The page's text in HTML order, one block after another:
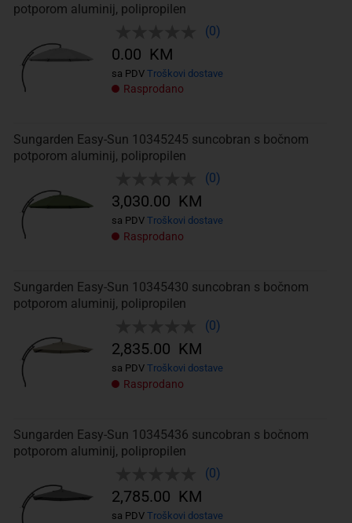
potporom aluminij, polipropilen
(0)
Rasprodano
0.00 KM
sa PDV Troškovi dostave
Sungarden Easy-Sun 10345245 suncobran s bočnom
potporom aluminij, polipropilen
(0)
Rasprodano
3,030.00 KM
sa PDV Troškovi dostave
Sungarden Easy-Sun 10345430 suncobran s bočnom
potporom aluminij, polipropilen
(0)
Rasprodano
2,835.00 KM
sa PDV Troškovi dostave
Sungarden Easy-Sun 10345436 suncobran s bočnom
potporom aluminij, polipropilen
(0)
2,785.00 KM
sa PDV Troškovi dostave